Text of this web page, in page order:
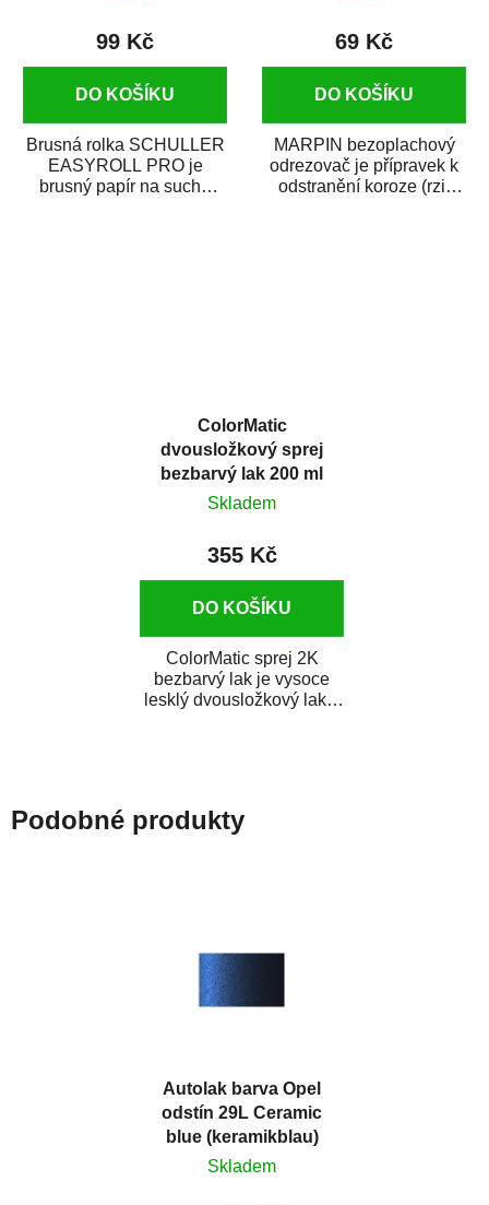
99 Kč
DO KOŠÍKU
Brusná rolka SCHULLER
EASYROLL PRO je
brusný papír na suché
69 Kč
DO KOŠÍKU
MARPIN bezoplachový
odrezovač je přípravek k
odstranění koroze (rzi)
ColorMatic
dvousložkový sprej
bezbarvý lak 200 ml
Skladem
355 Kč
DO KOŠÍKU
ColorMatic sprej 2K
bezbarvý lak je vysoce
lesklý dvousložkový lak s
Podobné produkty
Autolak barva Opel
odstín 29L Ceramic
blue (keramikblau)
metalíza
Skladem